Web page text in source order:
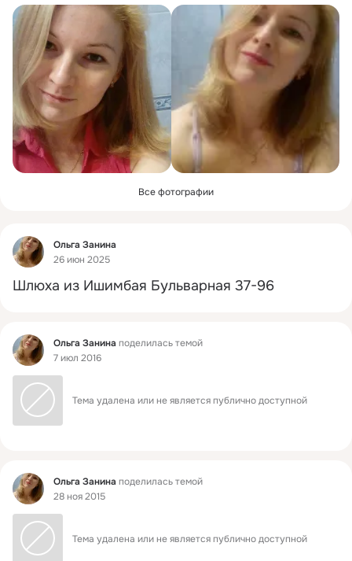
Все фотографии
Фид
Ольга Занина
26 июн 2025
Шлюха из Ишимбая Бульварная 37-96
Фид Ольга Занина поделилась темой
7 июл 2016
Тема удалена или не является публично доступной
Фид Ольга Занина поделилась темой
28 ноя 2015
Тема удалена или не является публично доступной